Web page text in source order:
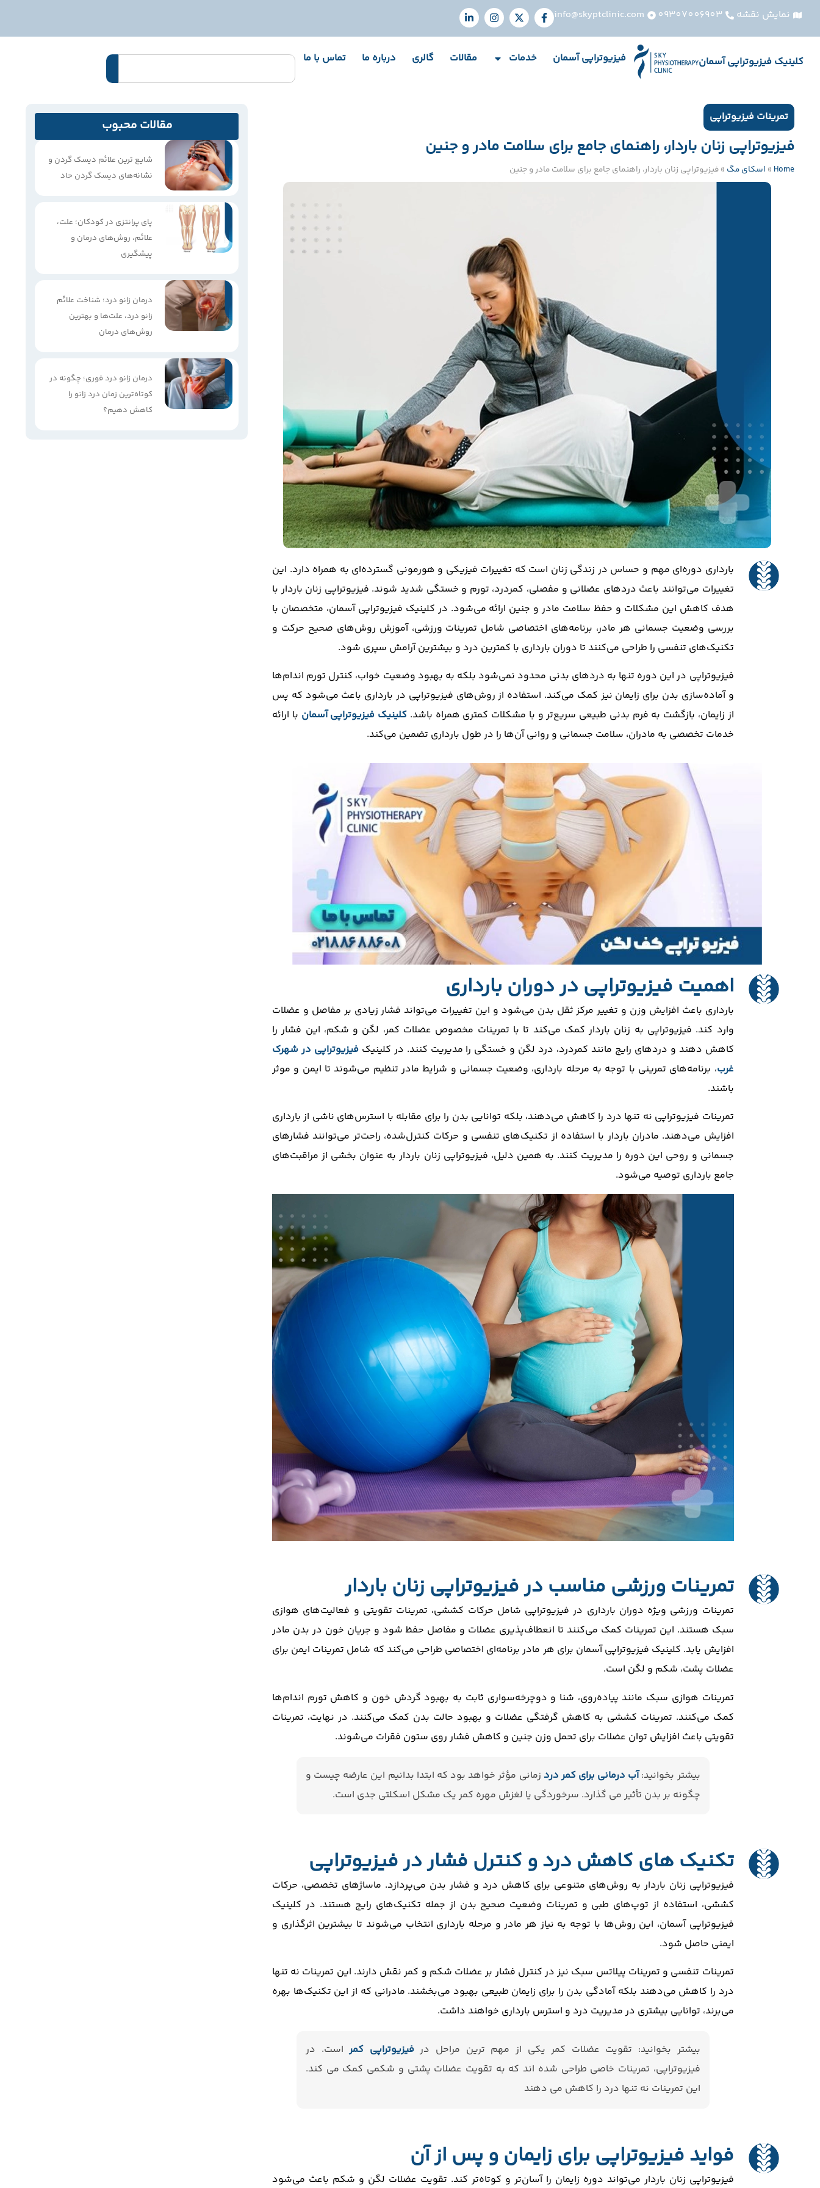
نمایش نقشه 09307006903
info@skyptclinic.com
کلینیک فیزیوتراپی آسمان فیزیوتراپی آسمان خدمات مقالات گالری درباره ما تماس با ما
تمرینات فیزیوتراپی
فیزیوتراپی زنان باردار، راهنمای جامع برای سلامت مادر و جنین
Home
» اسکای مگ »فیزیوتراپی زنان باردار، راهنمای جامع برای سلامت مادر و جنین
بارداری دوره‌ای مهم و حساس در زندگی زنان است که تغییرات فیزیکی و هورمونی گسترده‌ای به همراه دارد. این
تغییرات می‌توانند باعث دردهای عضلانی و مفصلی، کمردرد، تورم و خستگی شدید شوند. فیزیوتراپی زنان باردار با
هدف کاهش این مشکلات و حفظ سلامت مادر و جنین ارائه می‌شود. در کلینیک فیزیوتراپی آسمان، متخصصان با
بررسی وضعیت جسمانی هر مادر، برنامه‌های اختصاصی شامل تمرینات ورزشی، آموزش روش‌های صحیح حرکت و
تکنیک‌های تنفسی را طراحی می‌کنند تا دوران بارداری با کمترین درد و بیشترین آرامش سپری شود.
فیزیوتراپی در این دوره تنها به دردهای بدنی محدود نمی‌شود بلکه به بهبود وضعیت خواب، کنترل تورم اندام‌ها
و آماده‌سازی بدن برای زایمان نیز کمک می‌کند. استفاده از روش‌های فیزیوتراپی در بارداری باعث می‌شود که پس
از زایمان، بازگشت به فرم بدنی طبیعی سریع‌تر و با مشکلات کمتری همراه باشد. کلینیک فیزیوتراپی آسمان با ارائه
خدمات تخصصی به مادران، سلامت جسمانی و روانی آن‌ها را در طول بارداری تضمین می‌کند.
اهمیت فیزیوتراپی در دوران بارداری
بارداری باعث افزایش وزن و تغییر مرکز ثقل بدن می‌شود و این تغییرات می‌تواند فشار زیادی بر مفاصل و عضلات
وارد کند. فیزیوتراپی به زنان باردار کمک می‌کند تا با تمرینات مخصوص عضلات کمر، لگن و شکم، این فشار را
کاهش دهند و دردهای رایج مانند کمردرد، درد لگن و خستگی را مدیریت کنند. در کلینیکفیزیوتراپی در شهرک
غرب، برنامه‌های تمرینی با توجه به مرحله بارداری، وضعیت جسمانی و شرایط مادر تنظیم می‌شوند تا ایمن و موثر
باشند.
تمرینات فیزیوتراپی نه تنها درد را کاهش می‌دهند، بلکه توانایی بدن را برای مقابله با استرس‌های ناشی از بارداری
افزایش می‌دهند. مادران باردار با استفاده از تکنیک‌های تنفسی و حرکات کنترل‌شده، راحت‌تر می‌توانند فشارهای
جسمانی و روحی این دوره را مدیریت کنند. به همین دلیل، فیزیوتراپی زنان باردار به عنوان بخشی از مراقبت‌های
جامع بارداری توصیه می‌شود.
تمرینات ورزشی مناسب در فیزیوتراپی زنان باردار
تمرینات ورزشی ویژه دوران بارداری در فیزیوتراپی شامل حرکات کششی، تمرینات تقویتی و فعالیت‌های هوازی
سبک هستند. این تمرینات کمک می‌کنند تا انعطاف‌پذیری عضلات و مفاصل حفظ شود و جریان خون در بدن مادر
افزایش یابد. کلینیک فیزیوتراپی آسمان برای هر مادر برنامه‌ای اختصاصی طراحی می‌کند که شامل تمرینات ایمن برای
عضلات پشت، شکم و لگن است.
تمرینات هوازی سبک مانند پیاده‌روی، شنا و دوچرخه‌سواری ثابت به بهبود گردش خون و کاهش تورم اندام‌ها
کمک می‌کنند. تمرینات کششی به کاهش گرفتگی عضلات و بهبود حالت بدن کمک می‌کنند. در نهایت، تمرینات
تقویتی باعث افزایش توان عضلات برای تحمل وزن جنین و کاهش فشار روی ستون فقرات می‌شوند.
بیشتر بخوانید:آب درمانی برای کمر درد زمانی مؤثر خواهد بود که ابتدا بدانیم این عارضه چیست و
چگونه بر بدن تأثیر می ‌گذارد. سرخوردگی یا لغزش مهره کمر یک مشکل اسکلتی جدی است.
تکنیک های کاهش درد و کنترل فشار در فیزیوتراپی
فیزیوتراپی زنان باردار به روش‌های متنوعی برای کاهش درد و فشار بدن می‌پردازد. ماساژهای تخصصی، حرکات
کششی، استفاده از توپ‌های طبی و تمرینات وضعیت صحیح بدن از جمله تکنیک‌های رایج هستند. در کلینیک
فیزیوتراپی آسمان، این روش‌ها با توجه به نیاز هر مادر و مرحله بارداری انتخاب می‌شوند تا بیشترین اثرگذاری و
ایمنی حاصل شود.
تمرینات تنفسی و تمرینات پیلاتس سبک نیز در کنترل فشار بر عضلات شکم و کمر نقش دارند. این تمرینات نه تنها
درد را کاهش می‌دهند بلکه آمادگی بدن را برای زایمان طبیعی بهبود می‌بخشند. مادرانی که از این تکنیک‌ها بهره
می‌برند، توانایی بیشتری در مدیریت درد و استرس بارداری خواهند داشت.
بیشتر بخوانید: تقویت عضلات کمر یکی از مهم ‌ترین مراحل درفیزیوتراپی کمراست. در
فیزیوتراپی، تمرینات خاصی طراحی شده ‌اند که به تقویت عضلات پشتی و شکمی کمک می ‌کند.
این تمرینات نه تنها درد را کاهش می ‌دهند
فواید فیزیوتراپی برای زایمان و پس از آن
فیزیوتراپی زنان باردار می‌تواند دوره زایمان را آسان‌تر و کوتاه‌تر کند. تقویت عضلات لگن و شکم باعث می‌شود
مقالات محبوب
شایع ترین علائم دیسک گردن و
نشانه‌های دیسک گردن حاد
پای پرانتزی در کودکان؛ علت،
علائم، روش‌های درمان و
پیشگیری
درمان زانو درد؛ شناخت علائم
زانو درد، علت‌ها و بهترین
روش‌های درمان
درمان زانو درد فوری؛ چگونه در
کوتاه‌ترین زمان درد زانو را
کاهش دهیم؟